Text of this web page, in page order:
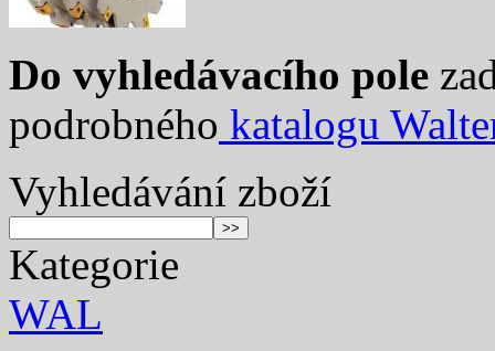
Do vyhledávacího pole
podrobného katalogu
Vyhledávání zboží
Kategorie
WAL